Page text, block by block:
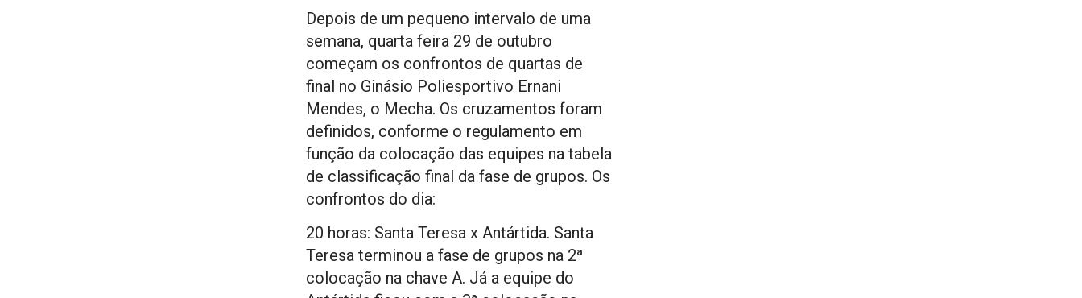
Depois de um pequeno intervalo de uma
semana, quarta feira 29 de outubro
começam os confrontos de quartas de
final no Ginásio Poliesportivo Ernani
Mendes, o Mecha. Os cruzamentos foram
definidos, conforme o regulamento em
função da colocação das equipes na tabela
de classificação final da fase de grupos. Os
confrontos do dia:
20 horas: Santa Teresa x Antártida. Santa
Teresa terminou a fase de grupos na 2ª
colocação na chave A. Já a equipe do